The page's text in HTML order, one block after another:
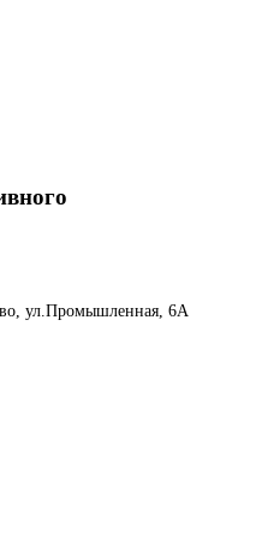
ул.Промышленная, 6А